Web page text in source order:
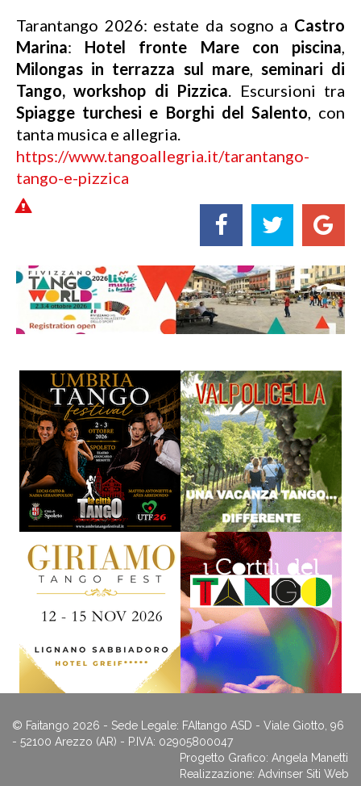
Tarantango 2026: estate da sogno a Castro
Marina: Hotel fronte Mare con piscina,
Milongas in terrazza sul mare, seminari di
Tango, workshop di Pizzica. Escursioni tra
Spiagge turchesi e Borghi del Salento, con
tanta musica e allegria.
https://www.tangoallegria.it/tarantango-
tango-e-pizzica
© Faitango 2026 - Sede Legale: FAItango ASD - Viale Giotto, 96
- 52100 Arezzo (AR) - P.IVA: 02905800047
Progetto Grafico: Angela Manetti
Realizzazione: Advinser Siti Web